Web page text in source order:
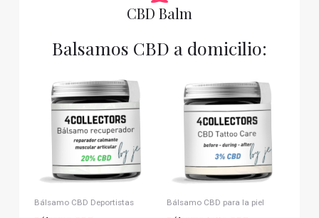
CBD Balm
Balsamos CBD a domicilio:
Bálsamo CBD Deportistas Bálsamo CBD para la piel